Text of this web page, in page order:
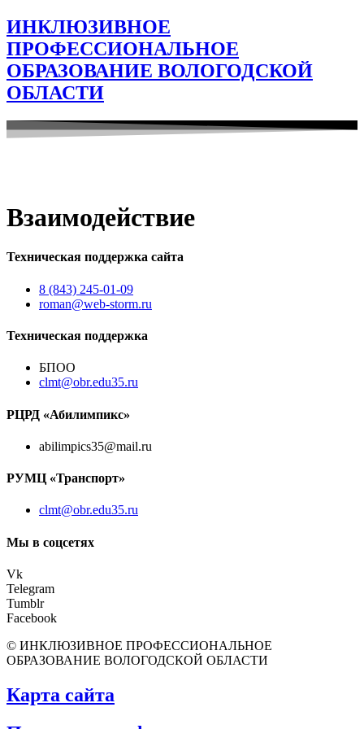
ИНКЛЮЗИВНОЕ
ПРОФЕССИОНАЛЬНОЕ
ОБРАЗОВАНИЕ ВОЛОГОДСКОЙ
ОБЛАСТИ
Взаимодействие
Техническая поддержка сайта
8 (843) 245-01-09
roman@web-storm.ru
Техническая поддержка
БПОО
clmt@obr.edu35.ru
РЦРД «Абилимпикс»
abilimpics35@mail.ru
РУМЦ «Транспорт»
clmt@obr.edu35.ru
Мы в соцсетях
Vk
Telegram
Tumblr
Facebook
© ИНКЛЮЗИВНОЕ ПРОФЕССИОНАЛЬНОЕ
ОБРАЗОВАНИЕ ВОЛОГОДСКОЙ ОБЛАСТИ
Карта сайта